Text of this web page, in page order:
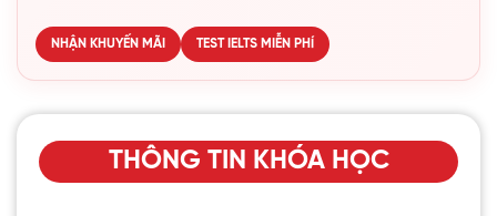
NHẬN KHUYẾN MÃI TEST IELTS MIỄN PHÍ
THÔNG TIN KHÓA HỌC